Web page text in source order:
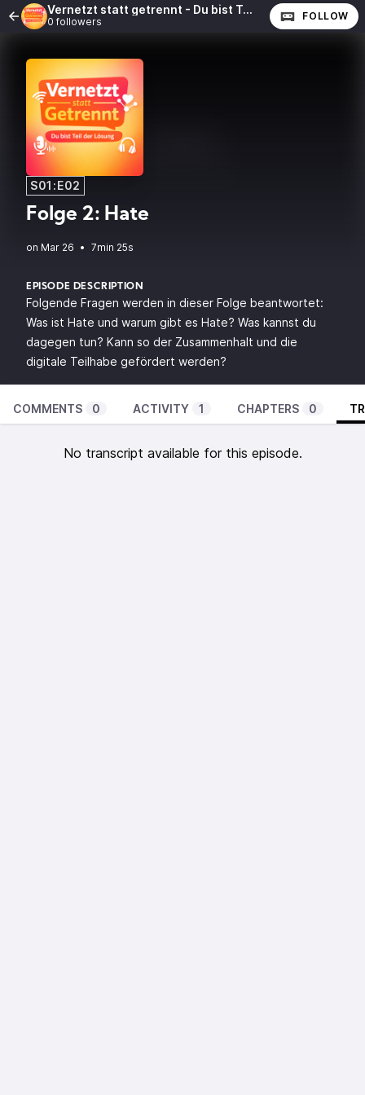
Vernetzt statt getrennt - Du bist Teil der Lösung
0 followers FOLLOW
S01:E02
Folge 2: Hate
• 7min 25s
EPISODE DESCRIPTION
Folgende Fragen werden in dieser Folge beantwortet:
Was ist Hate und warum gibt es Hate? Was kannst du
dagegen tun? Kann so der Zusammenhalt und die
digitale Teilhabe gefördert werden?
COMMENTS 0 ACTIVITY 1 CHAPTERS 0
No transcript available for this episode.